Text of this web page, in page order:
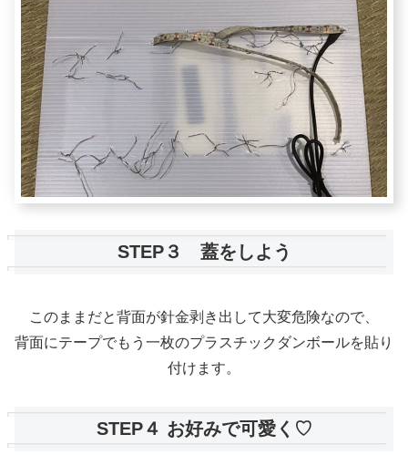
STEP３ 蓋をしよう
このままだと背面が針金剥き出して大変危険なので、
背面にテープでもう一枚のプラスチックダンボールを貼り
付けます。
STEP４ お好みで可愛く♡